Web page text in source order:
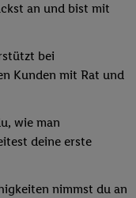
an und bist mit
bei
Kunden mit Rat und
wie man
deine erste
nimmst du an